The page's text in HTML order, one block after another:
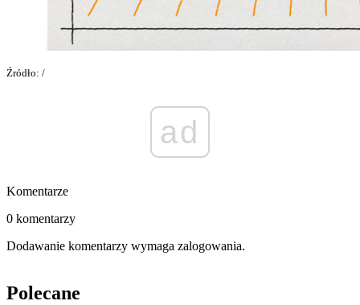
Źródło: /
ad
Komentarze
0 komentarzy
Dodawanie komentarzy wymaga zalogowania.
Polecane